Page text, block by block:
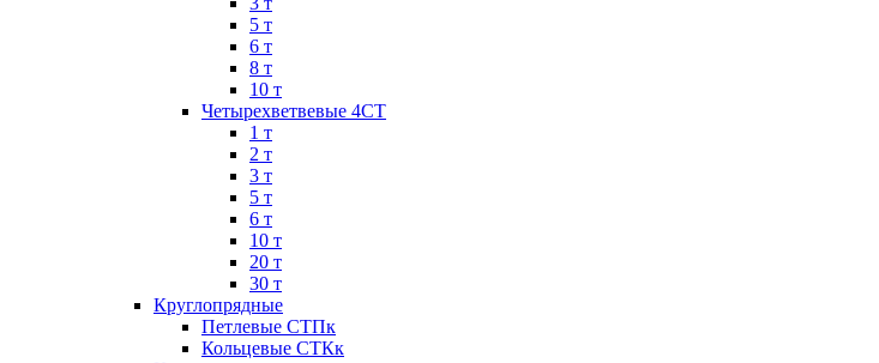
5 т
6 т
8 т
10 т
Четырехветвевые 4СТ
1 т
2 т
3 т
5 т
6 т
10 т
20 т
30 т
Круглопрядные
Петлевые СТПк
Кольцевые СТКк